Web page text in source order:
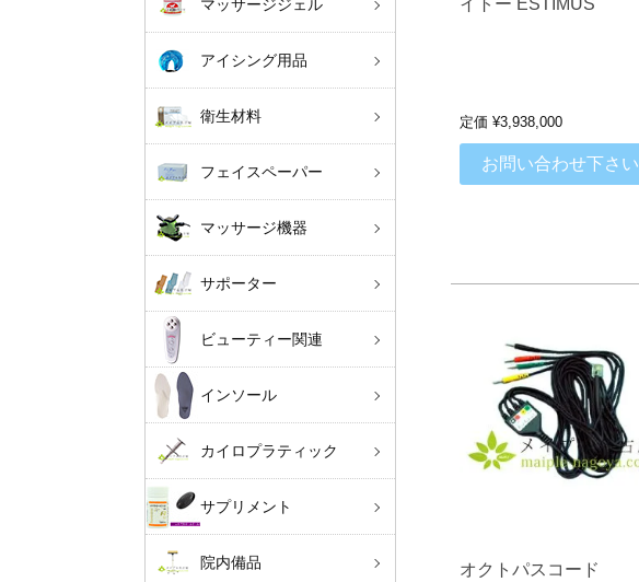
マッサージジェル
アイシング用品
衛生材料
フェイスペーパー
マッサージ機器
サポーター
ビューティー関連
インソール
カイロプラティック
サプリメント
院内備品
イトー ESTIMUS
定価 ¥3,938,000
お問い合わせ下さい
オクトパスコード